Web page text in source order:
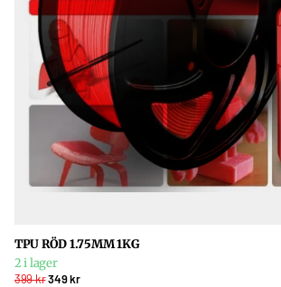
TPU RÖD 1.75MM 1KG
2 i lager
399 kr349 kr